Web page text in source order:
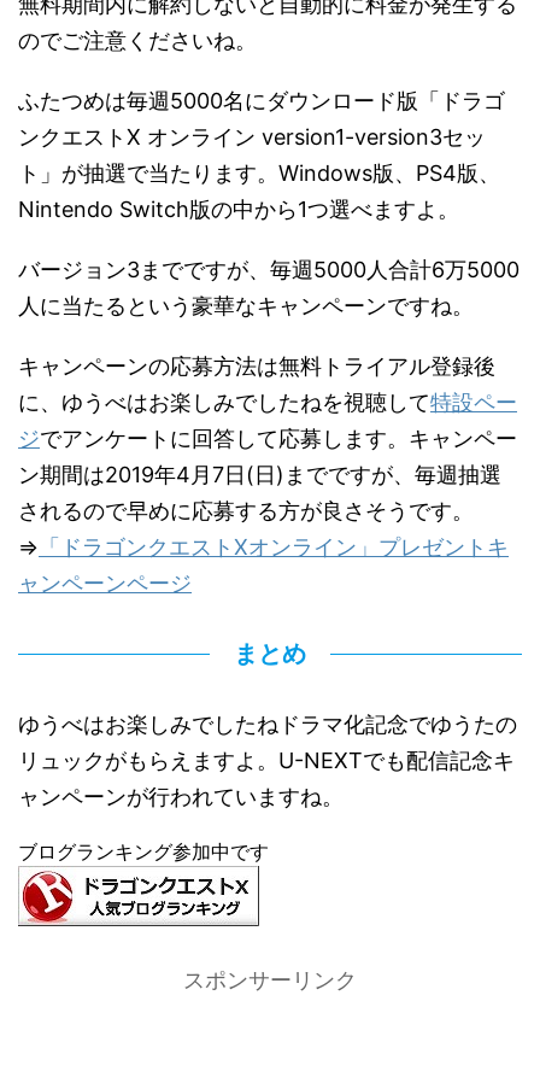
のでご注意くださいね。
ふたつめは毎週5000名にダウンロード版「ドラゴ
ンクエストX オンライン version1-version3セッ
ト」が抽選で当たります。Windows版、PS4版、
Nintendo Switch版の中から1つ選べますよ。
バージョン3までですが、毎週5000人合計6万5000
人に当たるという豪華なキャンペーンですね。
キャンペーンの応募方法は無料トライアル登録後
に、ゆうべはお楽しみでしたねを視聴して特設ペー
ジでアンケートに回答して応募します。キャンペー
ン期間は2019年4月7日(日)までですが、毎週抽選
されるので早めに応募する方が良さそうです。
⇒ 「ドラゴンクエストXオンライン」プレゼントキ
ャンペーンページ
まとめ
ゆうべはお楽しみでしたねドラマ化記念でゆうたの
リュックがもらえますよ。U-NEXTでも配信記念キ
ャンペーンが行われていますね。
ブログランキング参加中です
スポンサーリンク